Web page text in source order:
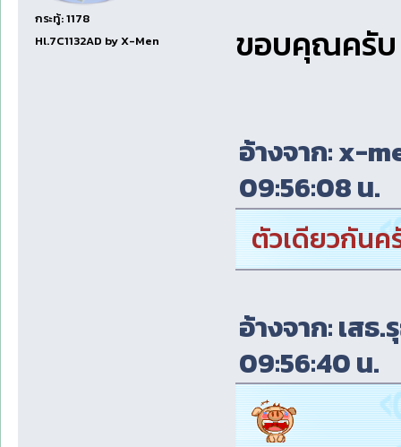
กระทู้: 1178
Hl.7C1132AD by X-Men
ขอบคุณครับ
อ้างจาก: x-
09:56:08 น.
ตัวเดียวกัน
อ้างจาก: เส
09:56:40 น.